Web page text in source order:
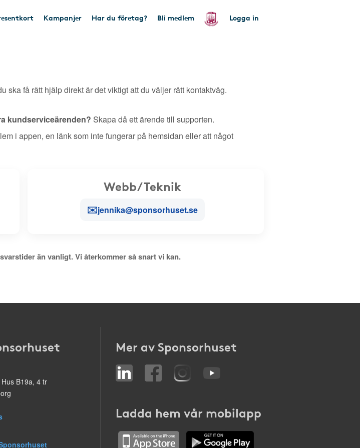
Kampanjer Har du företag? Bli medlem Logga in
ska få rätt hjälp direkt är det viktigt att du väljer rätt kontaktväg.
kundserviceärenden? Skapa då ett ärende till supporten.
i appen, en länk som inte fungerar på hemsidan eller att något
Webb/Teknik
✉️jennika@sponsorhuset.se
än vanligt. Vi återkommer så snart vi kan.
B19a, 4 tr
Mer av Sponsorhuset
Ladda hem vår mobilapp